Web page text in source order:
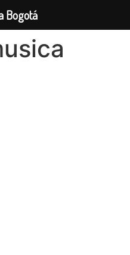
Bogotá